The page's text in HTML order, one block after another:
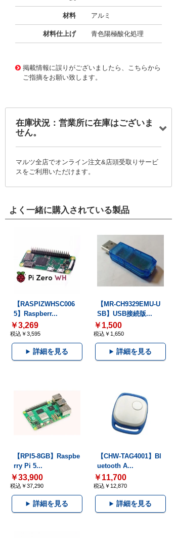
材料 アルミ
材料仕上げ 青色陽極酸化処理
掲載情報に誤りがございましたら、こちらから
ご指摘をお願い致します。
在庫状況：営業所に在庫はございま
せん。
マルツ全店でオンライン注文&店頭受取りサービ
スをご利用いただけます。
よく一緒に購入されている製品
【RASPIZWHSC006
5】Raspberr...
￥3,269
税込￥3,595
詳細を見る
【MR-CH9329EMU-U
SB】USB接続版...
￥1,500
税込￥1,650
詳細を見る
【RPI5-8GB】Raspbe
rry Pi 5...
￥33,900
税込￥37,290
詳細を見る
【CHW-TAG4001】Bl
uetooth A...
￥11,700
税込￥12,870
詳細を見る